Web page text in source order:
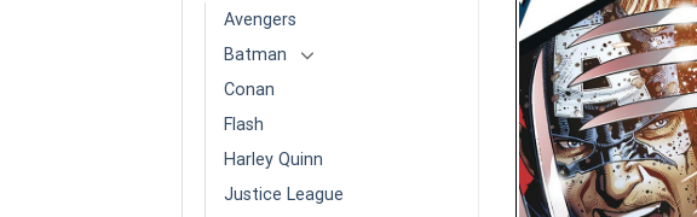
Avengers
Batman
Conan
Flash
Harley Quinn
Justice League